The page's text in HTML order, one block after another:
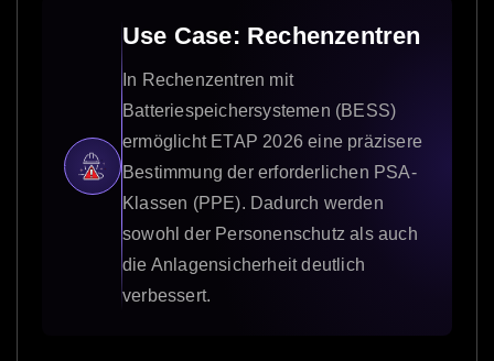
Use Case: Rechenzentren
In Rechenzentren mit
Batteriespeichersystemen (BESS)
ermöglicht ETAP 2026 eine präzisere
Bestimmung der erforderlichen PSA-
Klassen (PPE). Dadurch werden
sowohl der Personenschutz als auch
die Anlagensicherheit deutlich
verbessert.